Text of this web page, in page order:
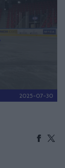
2025-07-30